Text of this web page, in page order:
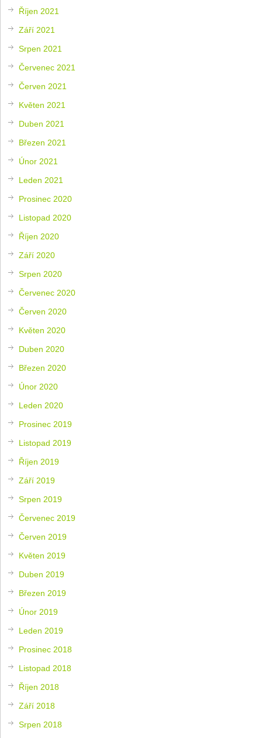
Říjen 2021
Září 2021
Srpen 2021
Červenec 2021
Červen 2021
Květen 2021
Duben 2021
Březen 2021
Únor 2021
Leden 2021
Prosinec 2020
Listopad 2020
Říjen 2020
Září 2020
Srpen 2020
Červenec 2020
Červen 2020
Květen 2020
Duben 2020
Březen 2020
Únor 2020
Leden 2020
Prosinec 2019
Listopad 2019
Říjen 2019
Září 2019
Srpen 2019
Červenec 2019
Červen 2019
Květen 2019
Duben 2019
Březen 2019
Únor 2019
Leden 2019
Prosinec 2018
Listopad 2018
Říjen 2018
Září 2018
Srpen 2018